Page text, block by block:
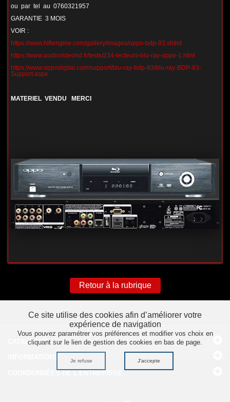
ou par tel au 0760321957
GARANTIE 3 MOIS
VOIR :
https://www.hifiengine.com/gallery/images/oppo-bdp-83.shtml
https://www.audiovideohd.fr/tests/234-lecteurs-blu-ray-oppo-1.html
https://www.oppodigital.com/support/blu-ray-bdp-83/blu-ray-BDP-83-
Support.aspx
MATERIEL VENDU MERCI
Retour à la rubrique
CATALOGUE
Ce site utilise des cookies afin d’améliorer votre
expérience de navigation
Vous pouvez paramétrer vos préférences et modifier vos choix en
cliquant sur le lien de gestion des cookies en bas de page.
Je refuse J'accepte